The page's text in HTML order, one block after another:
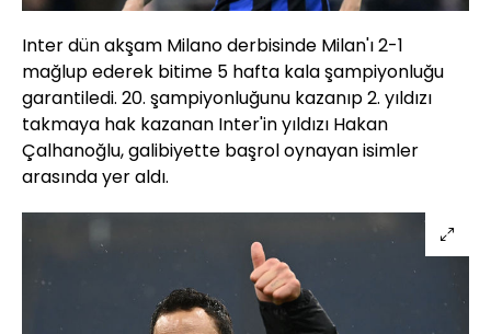
Inter dün akşam Milano derbisinde Milan'ı 2-1
mağlup ederek bitime 5 hafta kala şampiyonluğu
garantiledi. 20. şampiyonluğunu kazanıp 2. yıldızı
takmaya hak kazanan Inter'in yıldızı Hakan
Çalhanoğlu, galibiyette başrol oynayan isimler
arasında yer aldı.